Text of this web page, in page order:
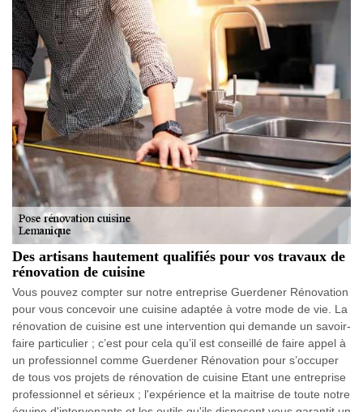
Des artisans hautement qualifiés pour vos travaux de
rénovation de cuisine
Vous pouvez compter sur notre entreprise Guerdener Rénovation
pour vous concevoir une cuisine adaptée à votre mode de vie. La
rénovation de cuisine est une intervention qui demande un savoir-
faire particulier ; c’est pour cela qu’il est conseillé de faire appel à
un professionnel comme Guerdener Rénovation pour s’occuper
de tous vos projets de rénovation de cuisine Etant une entreprise
professionnel et sérieux ; l'expérience et la maitrise de toute notre